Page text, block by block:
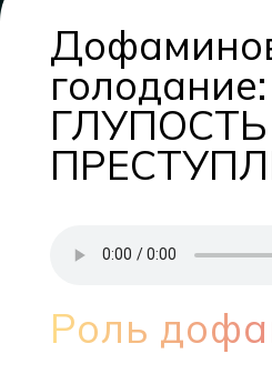
голодание:
ГЛУПОСТЬ
Роль